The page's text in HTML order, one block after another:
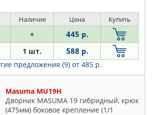
Наличие Цена Купить
+ 445 р.
1 шт. 588 р.
предложения (9) от 485 р.
Masuma MU19H
Дворник MASUMA 19 гибридный, крюк
(475мм) боковое крепление (1/1